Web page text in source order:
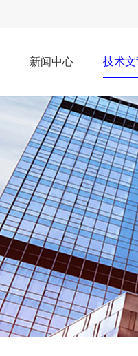
新闻中心 技术文